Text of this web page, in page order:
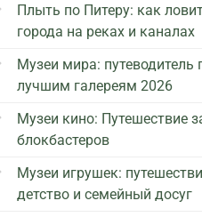
Плыть по Питеру: как
города на реках и каналах
Музеи мира: путеводитель
лучшим галереям 2026
Музеи кино: Путешествие
блокбастеров
Музеи игрушек:
детство и семейный досуг